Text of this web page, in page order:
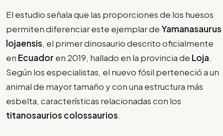
El estudio señala que las proporciones de los huesos
permiten diferenciar este ejemplar de Yamanasaurus
lojaensis, el primer dinosaurio descrito oficialmente
en Ecuador en 2019, hallado en la provincia de Loja.
Según los especialistas, el nuevo fósil perteneció a un
animal de mayor tamaño y con una estructura más
esbelta, características relacionadas con los
titanosaurios colossaurios.